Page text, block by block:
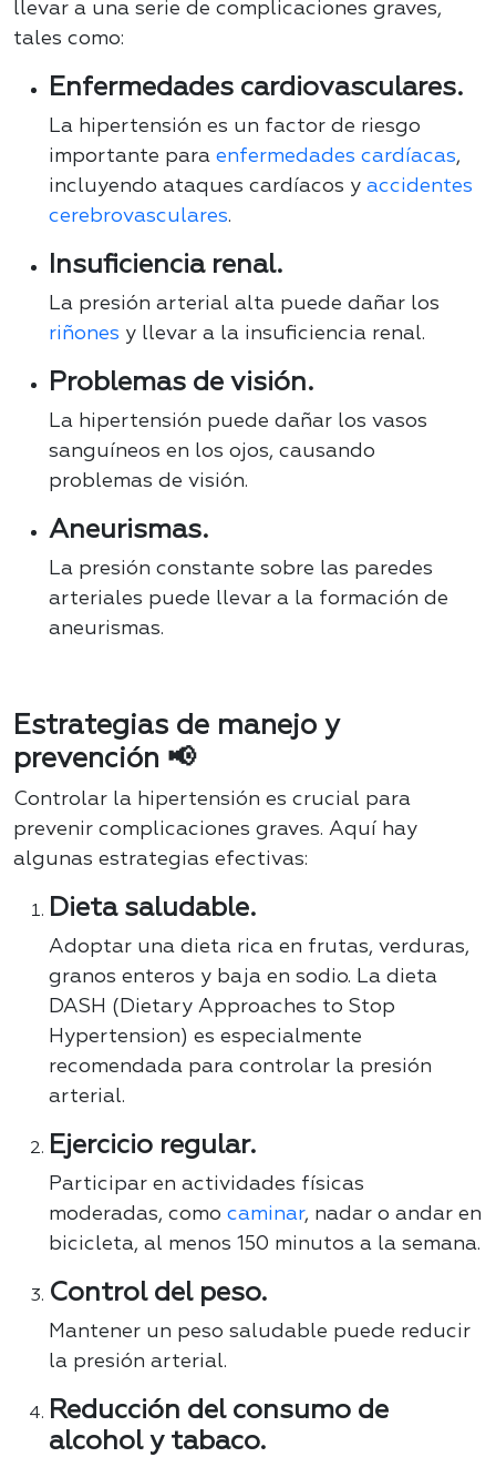
llevar a una serie de complicaciones graves,
tales como:
Enfermedades cardiovasculares.
La hipertensión es un factor de riesgo
importante para enfermedades cardíacas,
incluyendo ataques cardíacos y accidentes
cerebrovasculares.
Insuficiencia renal.
La presión arterial alta puede dañar los
riñones y llevar a la insuficiencia renal.
Problemas de visión.
La hipertensión puede dañar los vasos
sanguíneos en los ojos, causando
problemas de visión.
Aneurismas.
La presión constante sobre las paredes
arteriales puede llevar a la formación de
aneurismas.
Estrategias de manejo y
prevención 📢
Controlar la hipertensión es crucial para
prevenir complicaciones graves. Aquí hay
algunas estrategias efectivas:
Dieta saludable.
Adoptar una dieta rica en frutas, verduras,
granos enteros y baja en sodio. La dieta
DASH (Dietary Approaches to Stop
Hypertension) es especialmente
recomendada para controlar la presión
arterial.
Ejercicio regular.
Participar en actividades físicas
moderadas, como caminar, nadar o andar en
bicicleta, al menos 150 minutos a la semana.
Control del peso.
Mantener un peso saludable puede reducir
la presión arterial.
Reducción del consumo de
alcohol y tabaco.